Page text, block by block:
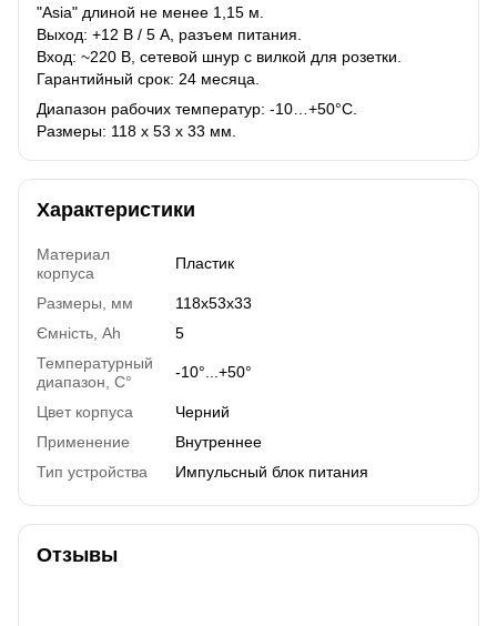
"Asia" длиной не менее 1,15 м.
Выход: +12 В / 5 А, разъем питания.
Вход: ~220 В, сетевой шнур с вилкой для розетки.
Гарантийный срок: 24 месяца.
Диапазон рабочих температур: -10…+50°C.
Размеры: 118 x 53 x 33 мм.
Характеристики
Материал
корпуса
Пластик
Размеры, мм
118x53x33
Ємність, Ah
5
Температурный
диапазон, C°
-10°...+50°
Цвет корпуса
Черний
Применение
Внутреннее
Тип устройства
Импульсный блок питания
Отзывы